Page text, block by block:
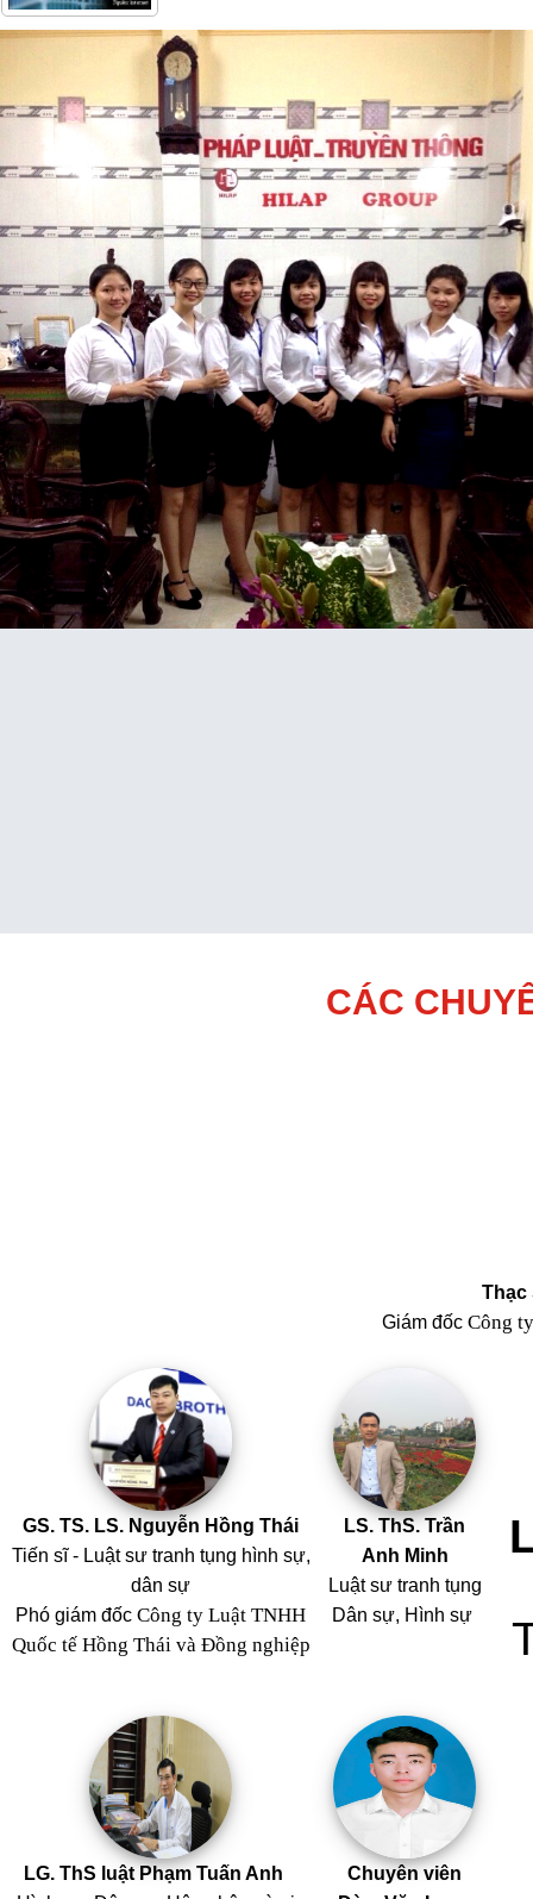
CÁC
Thạc
Giám đốc Công
GS. TS. LS. Nguyễn Hồng Thái
Tiến sĩ - Luật sư tranh tụng hình sự,
dân sự
Phó giám đốc Công ty Luật TNHH
Quốc tế Hồng Thái và Đồng nghiệp
LS. ThS. Trần
Anh Minh
Luật sư tranh tụng
Dân sự, Hình sự
LG. ThS luật Phạm Tuấn Anh
Chuyên viên